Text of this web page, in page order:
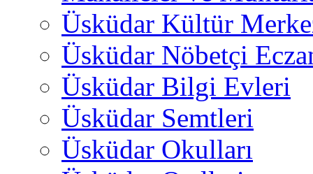
Üsküdar Kültür
Üsküdar Nöbetçi
Üsküdar Bilgi Evleri
Üsküdar Semtleri
Üsküdar Okulları